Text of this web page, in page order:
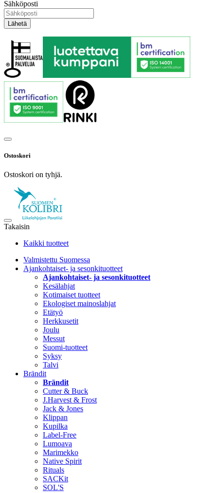
Sähköposti
Ostoskori
Ostoskori on tyhjä.
Takaisin
Kaikki tuotteet
Valmistettu Suomessa
Ajankohtaiset- ja sesonkituotteet
Ajankohtaiset- ja sesonkituotteet
Kesälahjat
Kotimaiset tuotteet
Ekologiset mainoslahjat
Etätyö
Herkkusetit
Joulu
Messut
Suomi-tuotteet
Syksy
Talvi
Brändit
Brändit
Cutter & Buck
J.Harvest & Frost
Jack & Jones
Klippan
Kupilka
Label-Free
Lumoava
Marimekko
Native Spirit
Rituals
SACKit
SOL'S